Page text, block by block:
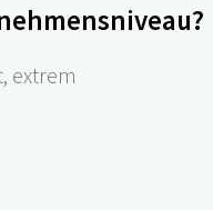
extrem